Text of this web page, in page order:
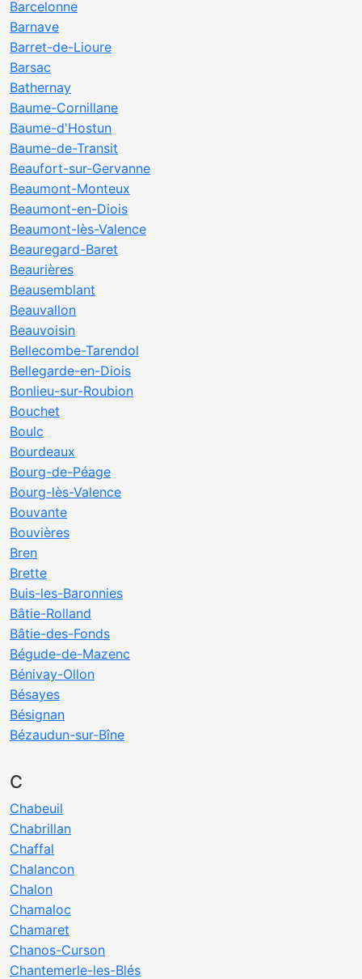
Barcelonne
Barnave
Barret-de-Lioure
Barsac
Bathernay
Baume-Cornillane
Baume-d'Hostun
Baume-de-Transit
Beaufort-sur-Gervanne
Beaumont-Monteux
Beaumont-en-Diois
Beaumont-lès-Valence
Beauregard-Baret
Beaurières
Beausemblant
Beauvallon
Beauvoisin
Bellecombe-Tarendol
Bellegarde-en-Diois
Bonlieu-sur-Roubion
Bouchet
Boulc
Bourdeaux
Bourg-de-Péage
Bourg-lès-Valence
Bouvante
Bouvières
Bren
Brette
Buis-les-Baronnies
Bâtie-Rolland
Bâtie-des-Fonds
Bégude-de-Mazenc
Bénivay-Ollon
Bésayes
Bésignan
Bézaudun-sur-Bîne
C
Chabeuil
Chabrillan
Chaffal
Chalancon
Chalon
Chamaloc
Chamaret
Chanos-Curson
Chantemerle-les-Blés